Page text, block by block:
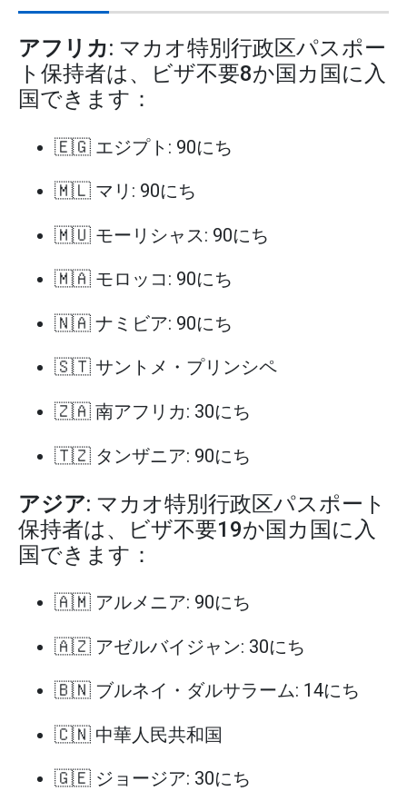
アフリカ: マカオ特別行政区パスポー
ト保持者は、ビザ不要8か国カ国に入
国できます：
🇪🇬 エジプト: 90にち
🇲🇱 マリ: 90にち
🇲🇺 モーリシャス: 90にち
🇲🇦 モロッコ: 90にち
🇳🇦 ナミビア: 90にち
🇸🇹 サントメ・プリンシペ
🇿🇦 南アフリカ: 30にち
🇹🇿 タンザニア: 90にち
アジア: マカオ特別行政区パスポート
保持者は、ビザ不要19か国カ国に入
国できます：
🇦🇲 アルメニア: 90にち
🇦🇿 アゼルバイジャン: 30にち
🇧🇳 ブルネイ・ダルサラーム: 14にち
🇨🇳 中華人民共和国
🇬🇪 ジョージア: 30にち